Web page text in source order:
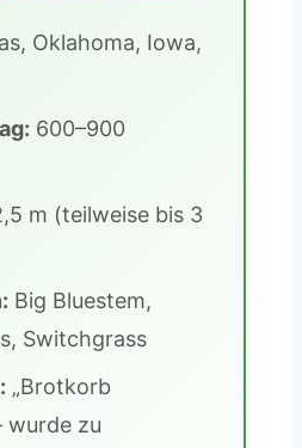
Oklahoma, Iowa,
600–900
m (teilweise bis 3
Big Bluestem,
Switchgrass
„Brotkorb
wurde zu